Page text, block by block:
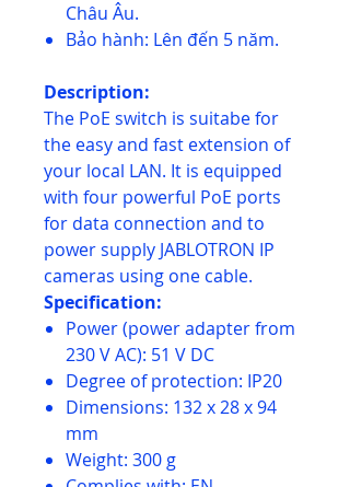
Châu Âu.
Bảo hành: Lên đến 5 năm.
Description:
The PoE switch is suitabe for
the easy and fast extension of
your local LAN. It is equipped
with four powerful PoE ports
for data connection and to
power supply JABLOTRON IP
cameras using one cable.
Specification:
Power (power adapter from
230 V AC): 51 V DC
Degree of protection: IP20
Dimensions: 132 x 28 x 94
mm
Weight: 300 g